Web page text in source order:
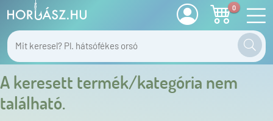
0
A keresett termék/kategória nem
található.